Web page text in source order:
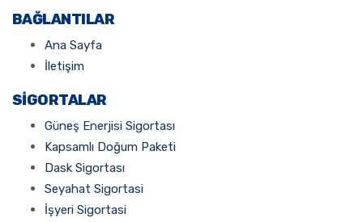
BAĞLANTILAR
Ana Sayfa
İletişim
SIGORTALAR
Güneş Enerjisi Sigortası
Kapsamlı Doğum Paketi
Dask Sigortası
Seyahat Sigortasi
İşyeri Sigortasi